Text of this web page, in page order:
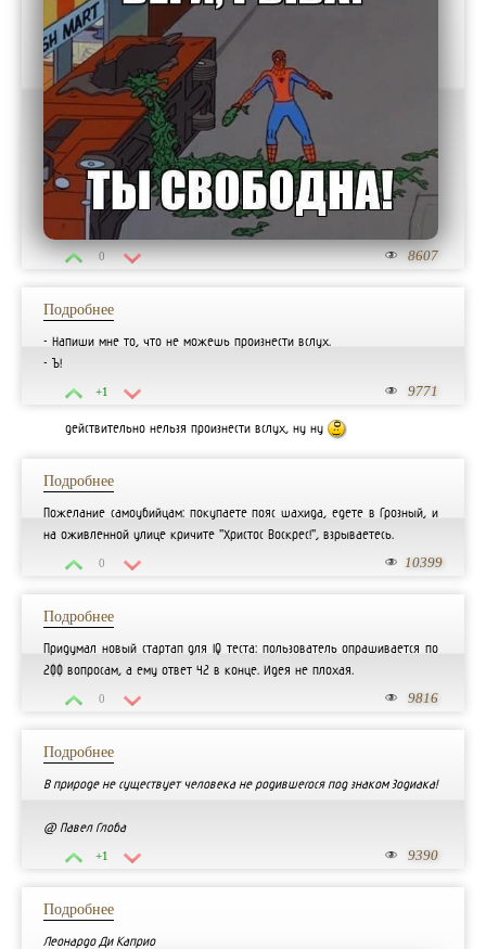
8607
0
9771
+1
Подробнее
- Напиши мне то, что не можешь произнести вслух.
- Ъ!
действительно нельзя произнести вслух, ну ну O:)
10399
0
Подробнее
Пожелание самоубийцам: покупаете пояс шахида, едете в Грозный, и
на оживленной улице кричите "Христос Воскрес!", взрываетесь.
9816
0
Подробнее
Придумал новый стартап для IQ теста: пользователь опрашивается по
200 вопросам, а ему ответ 42 в конце. Идея не плохая.
9390
+1
Подробнее
В природе не существует человека не родившегося под знаком Зодиака!
@ Павел Глоба
Подробнее
Леонардо Ди Каприо